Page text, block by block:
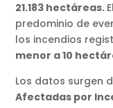
21.183 hectáreas.
predominio de
los incendios
menor a 10
Los datos surgen
Afectadas por